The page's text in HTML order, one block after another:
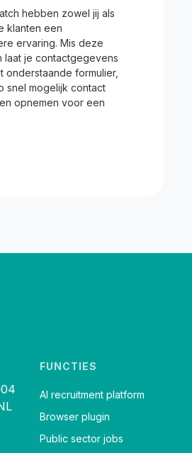
hebben zowel jij als
klanten een
ervaring. Mis deze
laat je contactgegevens
onderstaande formulier,
snel mogelijk contact
opnemen voor een
FUNCTIES
AI recruitment platform
Browser plugin
Public sector jobs